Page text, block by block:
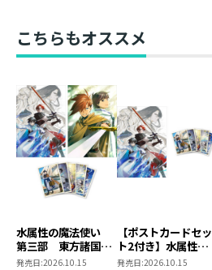
ミックス）
こちらもオススメ
水属性の魔法使い
第三部 東方諸国編
8 同時発売まとめ
発売日:2026.10.15
【ポストカードセッ
ト2付き】水属性の
魔法使い 第三部
発売日:2026.10.15